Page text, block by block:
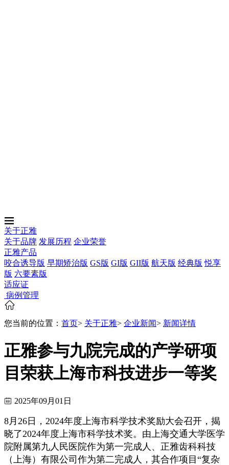
关于正雅
关于品牌 发展历程 企业荣誉
正雅产品
咬合诱导版 早期矫治版 GS版 GI版 GII版 航天版 经典版 悦享
版 六要素版
适应证
病例管理
您当前的位置： 首页> 关于正雅> 企业新闻> 新闻详情
正雅参与九院完成的产学研项
目荣获上海市科技进步一等奖
2025年09月01日
8月26日，2024年度上海市科学技术奖励大会召开，揭
晓了2024年度上海市科学技术奖。由上海交通大学医学
院附属第九人民医院作为第一完成人、正雅齿科科技
（上海）有限公司作为第二完成人，其合作项目“复杂